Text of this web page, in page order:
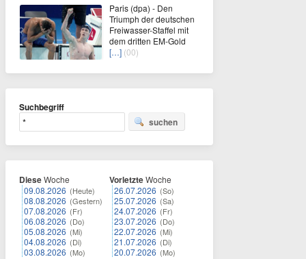
Paris (dpa) - Den
Triumph der deutschen
Freiwasser-Staffel mit
dem dritten EM-Gold
[…] (00)
Suchbegriff
suchen
DieseWoche
09.08.2026 (Heute)
08.08.2026 (Gestern)
07.08.2026 (Fr)
06.08.2026 (Do)
05.08.2026 (Mi)
04.08.2026 (Di)
03.08.2026 (Mo)
VorletzteWoche
26.07.2026 (So)
25.07.2026 (Sa)
24.07.2026 (Fr)
23.07.2026 (Do)
22.07.2026 (Mi)
21.07.2026 (Di)
20.07.2026 (Mo)